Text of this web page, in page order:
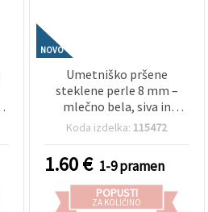
NOVO
Umetniško pršene
steklene perle 8 mm –
mlečno bela, siva in
temno oranžna (assorted
~100 kos – za izdelavo
modernega nakita in
unikatnih DIY ročnih
izdelkov
Koda izdelka: 115472
1.60€ 1-9 pramen
POPUSTI
ZA KOLIČINO